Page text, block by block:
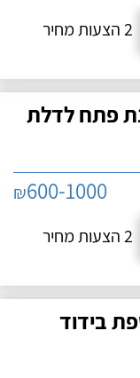
2 הצעות מחיר
פתח לדלת
₪600-1000
2 הצעות מחיר
בידוד